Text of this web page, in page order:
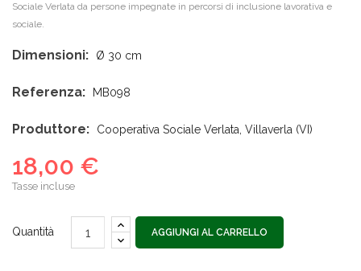
Sociale Verlata da persone impegnate in percorsi di inclusione lavorativa e
sociale.
Dimensioni: Ø 30 cm
Referenza: MB098
Produttore: Cooperativa Sociale Verlata, Villaverla (VI)
18,00 €
Tasse incluse
Quantità AGGIUNGI AL CARRELLO